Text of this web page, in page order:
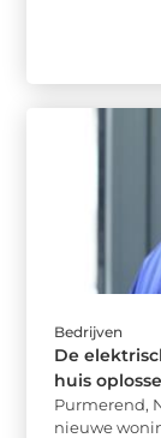
Bedrijven
De
huis
Purmerend,
nieuwe